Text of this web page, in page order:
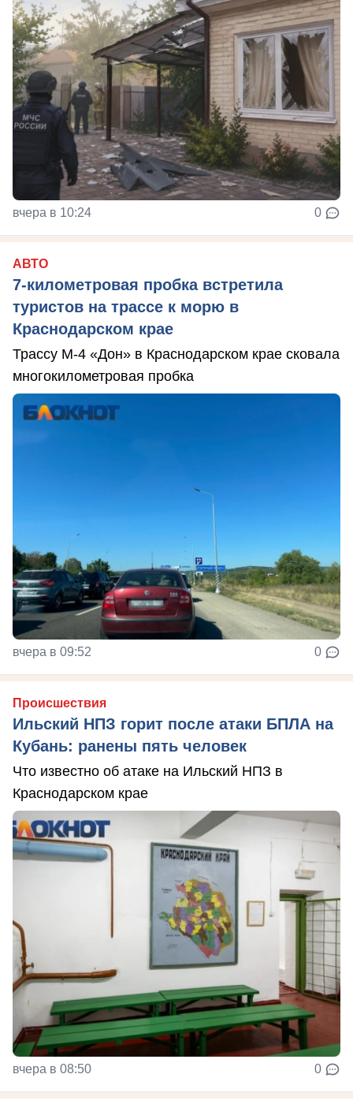
вчера в 10:24 0
АВТО
7-километровая пробка встретила
туристов на трассе к морю в
Краснодарском крае
Трассу М-4 «Дон» в Краснодарском крае сковала
многокилометровая пробка
вчера в 09:52 0
Происшествия
Ильский НПЗ горит после атаки БПЛА на
Кубань: ранены пять человек
Что известно об атаке на Ильский НПЗ в
Краснодарском крае
вчера в 08:50 0